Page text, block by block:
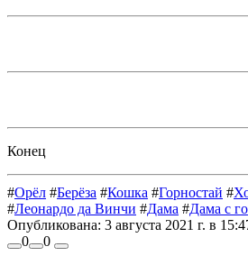
Конец
#Орёл #Берёза #Кошка #Горностай #
#Леонардо да Винчи #Дама #Дама с
Опубликована: 3 августа 2021 г. в
0
0